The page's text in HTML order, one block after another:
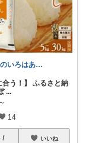
そらのいろはあお🐕生誕17周年🌈
合う！】 ふるさと納
...
14
いいね